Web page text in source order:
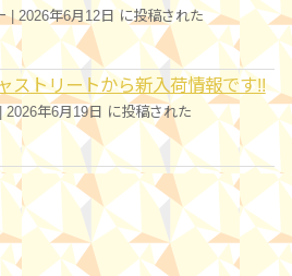
| 2026年6月12日 に投稿された
ストリートから新入荷情報です!!
2026年6月19日 に投稿された